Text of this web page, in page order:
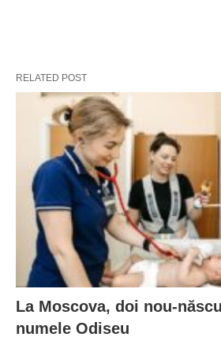
RELATED POST
La Moscova, doi nou-
numele Odiseu